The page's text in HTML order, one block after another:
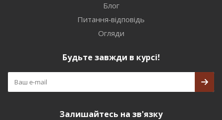
Блог
Питання-відповідь
Огляди
Будьте завжди в курсі!
Залишайтесь на зв'язку